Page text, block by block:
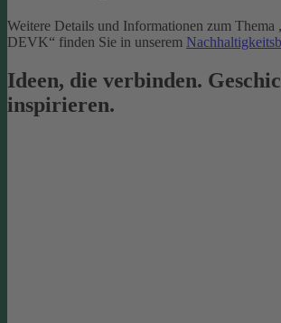
Weitere Details und Informationen zum Thema
DEVK“ finden Sie in unserem
Ideen, die verbinden.
inspirieren.